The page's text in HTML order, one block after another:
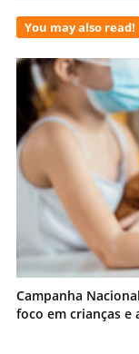
You may also read!
Campanha
foco em crianças e